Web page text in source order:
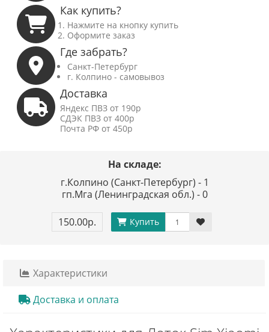
Как купить?
Нажмите на кнопку купить
Оформите заказ
Где забрать?
Санкт-Петербург
г. Колпино - самовывоз
Доставка
Яндекс ПВЗ от 190р
СДЭК ПВЗ от 400р
Почта РФ от 450р
На складе:
г.Колпино (Санкт-Петербург) - 1
гп.Мга (Ленинградская обл.) - 0
150.00р. Купить
Характеристики
Доставка и оплата